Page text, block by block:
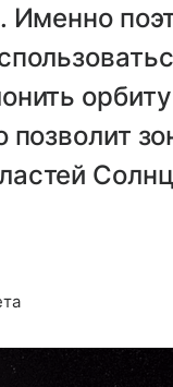
Именно
позволит